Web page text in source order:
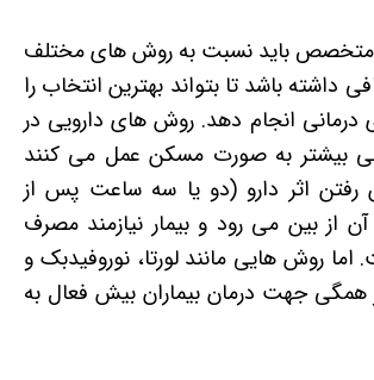
متخصص باید نسبت به روش های مختلف
داشته باشد تا بتواند بهترین انتخاب را
انجام دهد. روش های دارویی در
بیشتر به صورت مسکن عمل می کنند
رفتن اثر دارو (دو یا سه ساعت پس از
از بین می رود و بیمار نیازمند مصرف
اما روش هایی مانند لورتا، نوروفیدبک و
همگی جهت درمان بیماران بیش فعال به